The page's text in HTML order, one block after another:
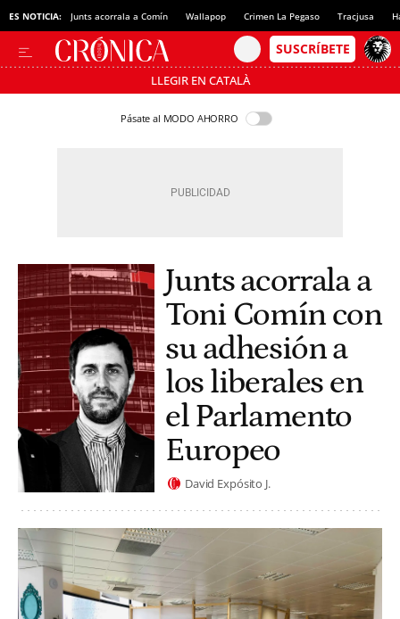
ES NOTICIA: Junts acorrala a Comín Wallapop Crimen La Pegaso Tracjusa
LLEGIR EN CATALÀ
Pásate al MODO AHORRO
Junts acorrala a
Toni Comín con
su adhesión a
los liberales en
el Parlamento
Europeo
David Expósito J.